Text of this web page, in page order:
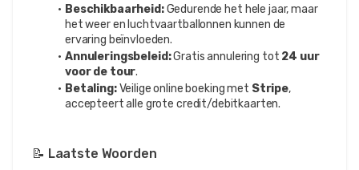
Beschikbaarheid: Gedurende het hele jaar, maar
het weer en luchtvaartballonnen kunnen de
ervaring beïnvloeden.
Annuleringsbeleid: Gratis annulering tot 24 uur
voor de tour.
Betaling: Veilige online boeking met Stripe,
accepteert alle grote credit/debitkaarten.
📝 Laatste Woorden